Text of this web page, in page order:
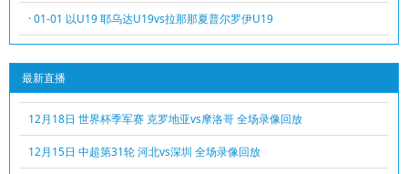
· 01-01 以U19 耶乌达U19vs拉那那夏普尔罗伊U19
最新直播
12月18日 世界杯季军赛 克罗地亚vs摩洛哥 全场录像回放
12月15日 中超第31轮 河北vs深圳 全场录像回放